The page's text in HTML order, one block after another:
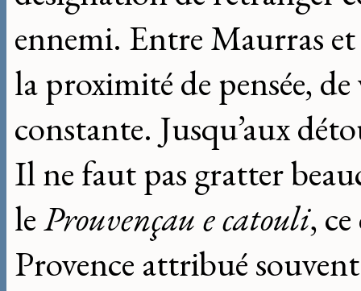
ennemi. Entre Maurras
la proximité de pensée,
constante. Jusqu’aux
Il ne faut pas gratter
leProuvençau e catouli,
Provence attribué